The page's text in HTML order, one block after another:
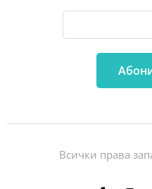
Всички права